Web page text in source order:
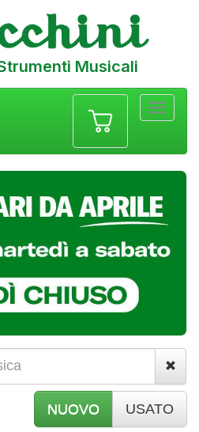
Musicali
NUOVO USATO